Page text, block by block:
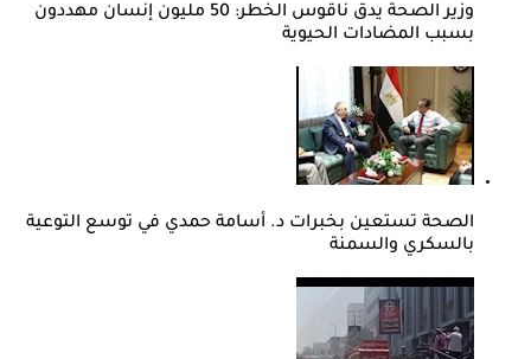
وزير الصحة يدق ناقوس الخطر: 50 مليون إنسان مهددون
بسبب المضادات الحيوية
الصحة تستعين بخبرات د. أسامة حمدي في توسع التوعية
بالسكري والسمنة